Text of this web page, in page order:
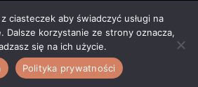
© 2025
|Regulamin
ciasteczek aby świadczyć usługi na
Dalsze korzystanie ze strony oznacza,
się na ich użycie.
Polityka prywatności